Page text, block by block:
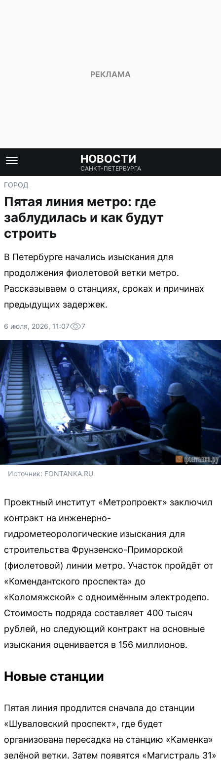
НОВОСТИ
САНКТ-ПЕТЕРБУРГА
ГОРОД
Пятая линия метро: где
заблудилась и как будут
строить
В Петербурге начались изыскания для
продолжения фиолетовой ветки метро.
Рассказываем о станциях, сроках и причинах
предыдущих задержек.
6 июля, 2026, 11:07 7
Источник: FONTANKA.RU
Проектный институт «Метропроект» заключил
контракт на инженерно-
гидрометеорологические изыскания для
строительства Фрунзенско-Приморской
(фиолетовой) линии метро. Участок пройдёт от
«Комендантского проспекта» до
«Коломяжской» с одноимённым электродепо.
Стоимость подряда составляет 400 тысяч
рублей, но следующий контракт на основные
изыскания оценивается в 156 миллионов.
Новые станции
Пятая линия продлится сначала до станции
«Шуваловский проспект», где будет
организована пересадка на станцию «Каменка»
зелёной ветки. Затем появятся «Магистраль 31»